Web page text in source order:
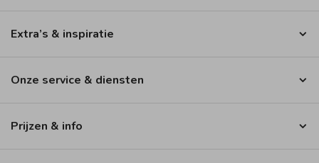
Extra’s & inspiratie
Onze service & diensten
Prijzen & info